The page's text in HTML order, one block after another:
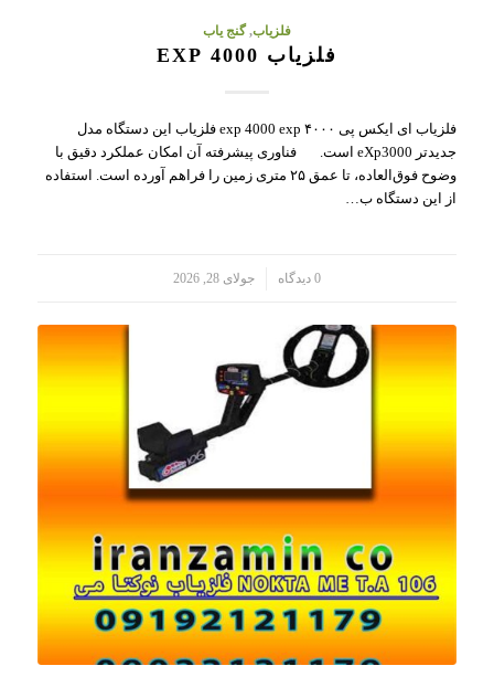
فلزیاب,گنج یاب
فلزیاب 4000 EXP
فلزیاب ای ایکس پی ۴۰۰۰ exp 4000 exp فلزیاب این دستگاه مدل
جدیدتر eXp3000 است. فناوری پیشرفته آن امکان عملکرد دقیق با
وضوح فوق‌العاده، تا عمق ۲۵ متری زمین را فراهم آورده است. استفاده
از این دستگاه ب…
0 دیدگاه جولای 28, 2026